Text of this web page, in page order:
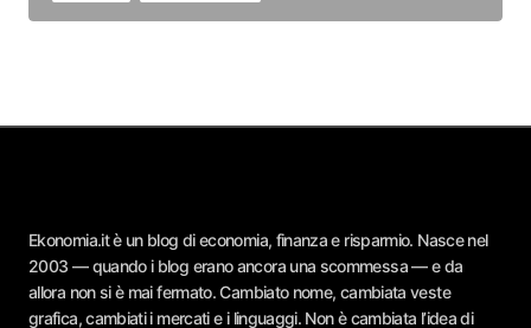
Ekonomia.it è un blog di economia, finanza e risparmio. Nasce nel
2003 — quando i blog erano ancora una scommessa — e da
allora non si è mai fermato. Cambiato nome, cambiata veste
grafica, cambiati i mercati e i linguaggi. Non è cambiata l’idea di